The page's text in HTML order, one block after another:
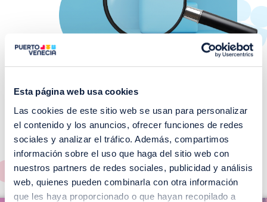
Esta página web usa cookies
Las cookies de este sitio web se usan para personalizar
el contenido y los anuncios, ofrecer funciones de redes
sociales y analizar el tráfico. Además, compartimos
información sobre el uso que haga del sitio web con
nuestros partners de redes sociales, publicidad y análisis
web, quienes pueden combinarla con otra información
que les haya proporcionado o que hayan recopilado a
¡No te pierdas nuestros
EVENTOS!
Ver todos >